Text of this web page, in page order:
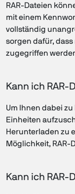
RAR-Dateien
mit einem
vollständig
sorgen dafür,
zugegriffen
Kann ich
Um Ihnen dabei
Einheiten
Herunterladen zu
Möglichkeit, RAR-
Kann ich